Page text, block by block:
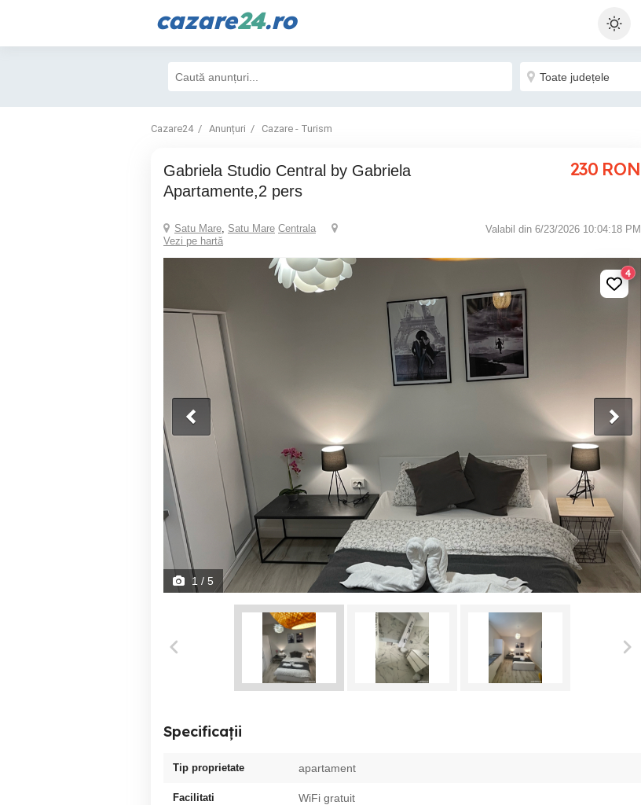
cazare24.ro
Cazare24 Anunțuri Cazare - Turism
Gabriela Studio Central by Gabriela
Apartamente,2 pers
230 RON
Satu Mare, Satu Mare Centrala
Vezi pe hartă
Valabil din 6/23/2026 10:04:18 PM
4
1 / 5
Specificații
Tip proprietate apartament
Facilitati WiFi gratuit